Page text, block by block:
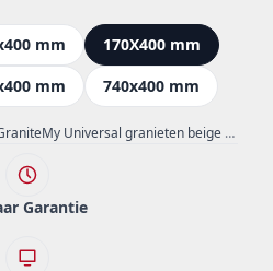
Universal granieten beige zand kleine spoelbak 17x40 cm opbouw onderbouw en vlakinbouw met gouden plug 1208968003
mm
170X400 mm
mm 740x400 mm
Garantie